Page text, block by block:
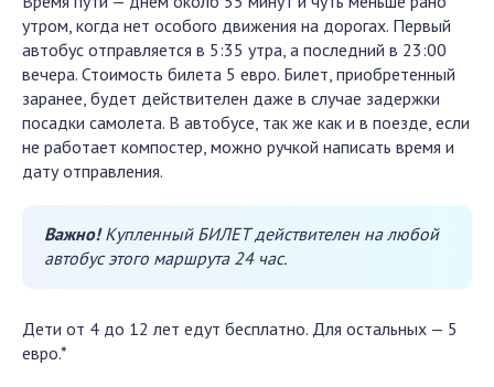
утром, когда нет особого движения на дорогах. Первый
автобус отправляется в 5:35 утра, а последний в 23:00
вечера. Стоимость билета 5 евро. Билет, приобретенный
заранее, будет действителен даже в случае задержки
посадки самолета. В автобусе, так же как и в поезде, если
не работает компостер, можно ручкой написать время и
дату отправления.
Важно!Купленный БИЛЕТ действителен на любой
автобус этого маршрута 24 час.
Дети от 4 до 12 лет едут бесплатно. Для остальных — 5
евро.*